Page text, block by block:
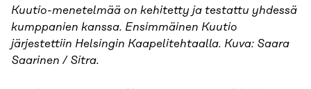
Kuutio-menetelmää on kehitetty ja testattu yhdessä
kumppanien kanssa. Ensimmäinen Kuutio
järjestettiin Helsingin Kaapelitehtaalla. Kuva: Saara
Saarinen / Sitra.